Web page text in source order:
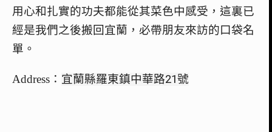
用心和扎實的功夫都能從其菜色中感受，這裏已
經是我們之後搬回宜蘭，必帶朋友來訪的口袋名
單。
Address： 宜蘭縣羅東鎮中華路21號